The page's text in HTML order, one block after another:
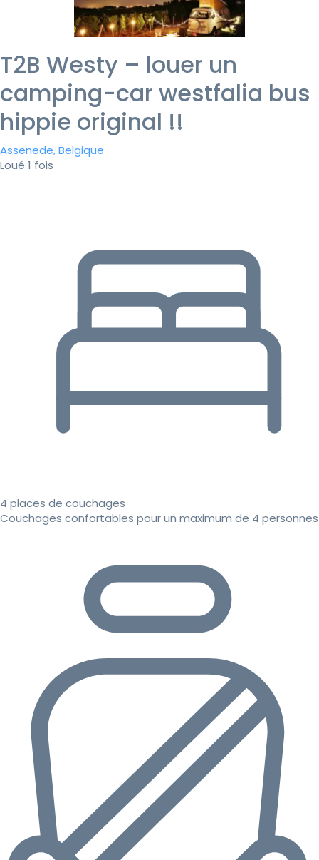
T2B Westy – louer un
camping-car westfalia bus
hippie original !!
Assenede, Belgique
Loué 1 fois
4 places de couchages
Couchages confortables pour un maximum de 4 personnes